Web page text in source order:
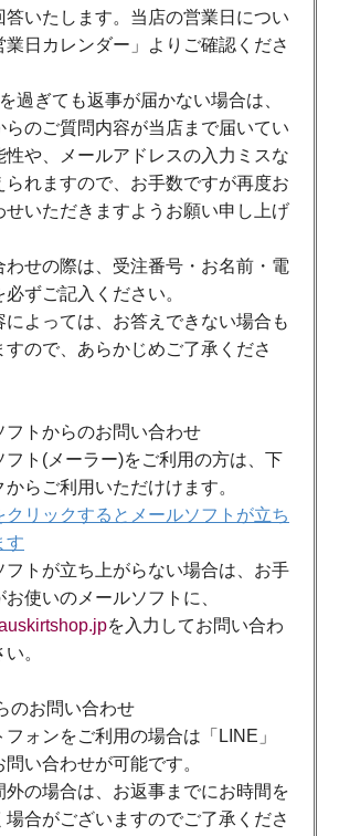
答いたします。当店の営業日につい
業日カレンダー」よりご確認くださ
過ぎても返事が届かない場合は、
らのご質問内容が当店まで届いてい
性や、メールアドレスの入力ミスな
られますので、お手数ですが再度お
せいただきますようお願い申し上げ
わせの際は、受注番号・お名前・電
ずご記入ください。
によっては、お答えできない場合も
すので、あらかじめご了承くださ
フトからのお問い合わせ
フト(メーラー)をご利用の方は、下
からご利用いただけけます。
クリックするとメールソフトが立ち
す
フトが立ち上がらない場合は、お手
使いのメールソフトに、
を入力してお問い合わ
。
のお問い合わせ
フォンをご利用の場合は「LINE」
い合わせが可能です。
外の場合は、お返事までにお時間を
場合がございますのでご了承くださ